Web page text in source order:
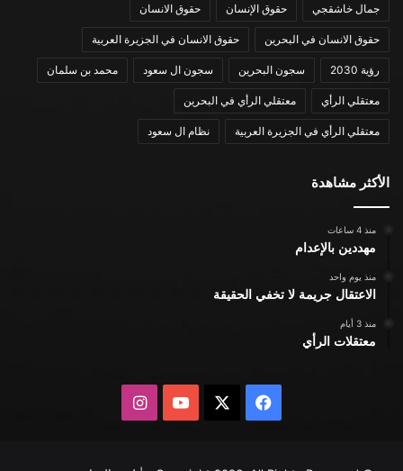
جمال خاشقجي حقوق الإنسان حقوق الانسان
حقوق الانسان في البحرين حقوق الانسان في الجزيرة العربية
رؤية 2030 سجون البحرين سجون ال سعود محمد بن سلمان
معتقلي الرأي معتقلي الرأي في البحرين
معتقلي الرأي في الجزيرة العربية نظام ال سعود
الأكثر مشاهدة
منذ 4 ساعات
مهددين بالإعدام
منذ يوم واحد
الاعتقال جريمة لا تخفي الحقيقة
منذ 3 أيام
معتقلات الرأي
فيسبوك يوتيوبانستقرام